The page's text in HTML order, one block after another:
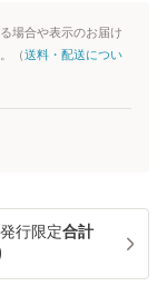
場合や表示のお届け
（送料・配送につい
行限定合計